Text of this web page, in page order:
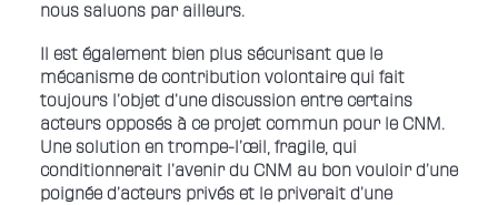
nous saluons par ailleurs.
Il est également bien plus sécurisant que le
mécanisme de contribution volontaire qui fait
toujours l’objet d’une discussion entre certains
acteurs opposés à ce projet commun pour le CNM.
Une solution en trompe-l’œil, fragile, qui
conditionnerait l’avenir du CNM au bon vouloir d’une
poignée d’acteurs privés et le priverait d’une